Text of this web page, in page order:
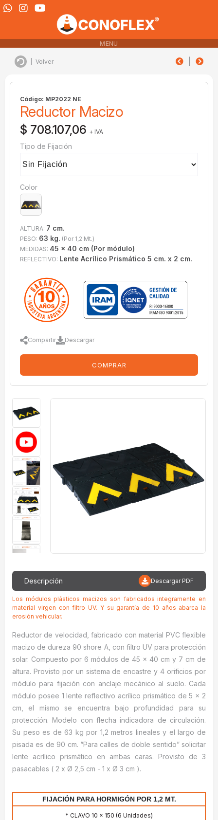
MENU
Volver
Código: MP2022 NE
Reductor Macizo
$ 708.107,06 + IVA
Tipo de Fijación
Color
ALTURA: 7 cm.
PESO: 63 kg. (Por 1,2 Mt.)
MEDIDAS: 45 x 40 cm (Por módulo)
REFLECTIVO: Lente Acrílico Prismático 5 cm. x 2 cm.
Compartir Descargar
COMPRAR
Descripción Descargar PDF
Los módulos plásticos macizos son fabricados integramente en
material virgen con filtro UV. Y su garantía de 10 años abarca la
erosión vehicular.
Reductor de velocidad, fabricado con material PVC flexible
macizo de dureza 90 shore A, con filtro UV para protección
solar. Compuesto por 6 módulos de 45 x 40 cm y 7 cm de
altura. Provisto por un sistema de encastre y 4 orificios por
módulo para fijación con anclaje mecánico al suelo. Cada
módulo posee 1 lente reflectivo acrílico prismático de 5 x 2
cm, el mismo se encuentra bajo profundidad para su
protección. Modelo con flecha indicadora de circulación.
Su peso es de 63 kg por 1,2 metros lineales y el largo de
pisada es de 90 cm. “Para calles de doble sentido” solicitar
lente acrílico prismático en ambas caras. Provisto de 3
pasacables ( 2 x Ø 2,5 cm - 1 x Ø 3 cm ).
FIJACIÓN PARA HORMIGÓN POR 1,2 MT.
* CLAVO 10 x 150 (6 Unidades)